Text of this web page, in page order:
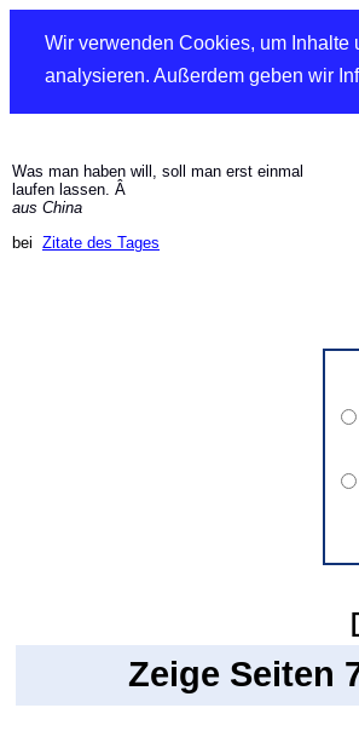
Wir verwenden Cookies, um
analysieren. Außerdem geben wir
Was man haben will, soll man erst einmal
laufen lassen. Â
aus China
bei Zitate des Tages
Zeige Seiten